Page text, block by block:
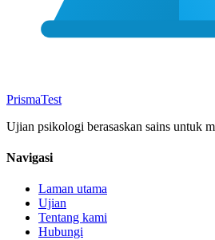
PrismaTest
Ujian psikologi berasaskan sains untuk
Navigasi
Laman utama
Ujian
Tentang kami
Hubungi